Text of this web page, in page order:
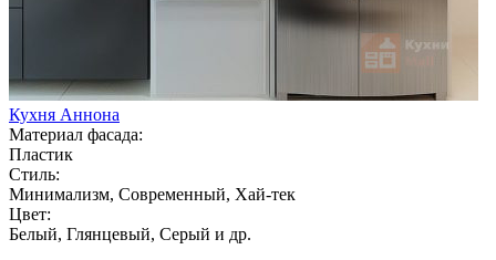
Кухня Аннона
Материал фасада:
Пластик
Стиль:
Минимализм, Современный, Хай-тек
Цвет:
Белый, Глянцевый, Серый и др.